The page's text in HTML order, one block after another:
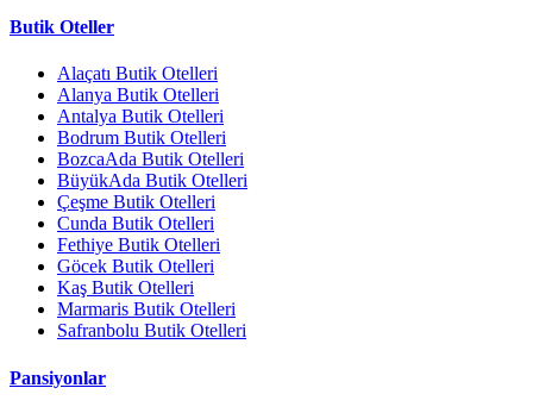
Butik Oteller
Alaçatı Butik Otelleri
Alanya Butik Otelleri
Antalya Butik Otelleri
Bodrum Butik Otelleri
BozcaAda Butik Otelleri
BüyükAda Butik Otelleri
Çeşme Butik Otelleri
Cunda Butik Otelleri
Fethiye Butik Otelleri
Göcek Butik Otelleri
Kaş Butik Otelleri
Marmaris Butik Otelleri
Safranbolu Butik Otelleri
Pansiyonlar